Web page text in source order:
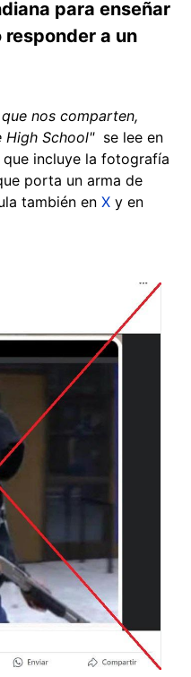
para enseñar
a un
nos comparten,
High School"se lee en
que incluye la fotografía
porta un arma de
también en X y en